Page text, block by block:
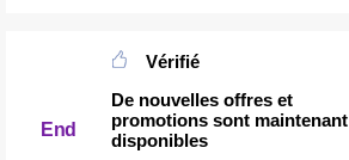
End
Vérifié
De nouvelles offres et
promotions sont maintenant
disponibles